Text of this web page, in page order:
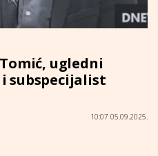
ugledni
subspecijalist
10:07 05.09.2025.